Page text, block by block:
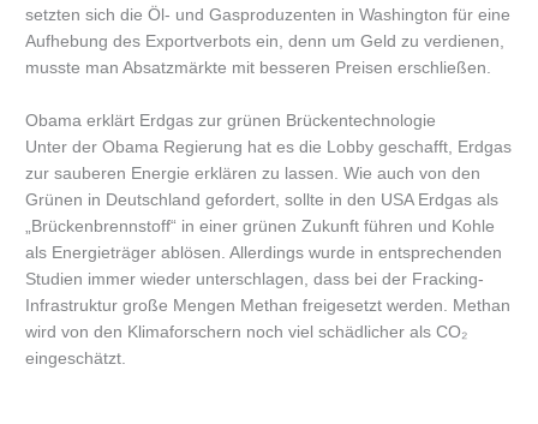
setzten sich die Öl- und Gasproduzenten in Washington für eine
Aufhebung des Exportverbots ein, denn um Geld zu verdienen,
musste man Absatzmärkte mit besseren Preisen erschließen.
Obama erklärt Erdgas zur grünen Brückentechnologie
Unter der Obama Regierung hat es die Lobby geschafft, Erdgas
zur sauberen Energie erklären zu lassen. Wie auch von den
Grünen in Deutschland gefordert, sollte in den USA Erdgas als
„Brückenbrennstoff“ in einer grünen Zukunft führen und Kohle
als Energieträger ablösen. Allerdings wurde in entsprechenden
Studien immer wieder unterschlagen, dass bei der Fracking-
Infrastruktur große Mengen Methan freigesetzt werden. Methan
wird von den Klimaforschern noch viel schädlicher als CO₂
eingeschätzt.